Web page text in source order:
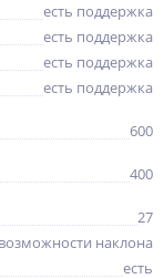
есть поддержка
есть поддержка
есть поддержка
есть поддержка
600
400
27
наклона
есть